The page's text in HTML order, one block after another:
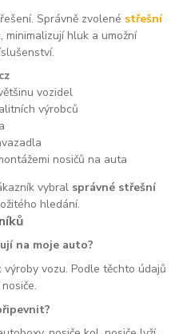
Správně zvolené střešní
minimalizují hluk a umožní
vozidel
výrobců
nosičů na auta
vybral správné střešní
hledání.
na moje auto?
vozu. Podle těchto údajů